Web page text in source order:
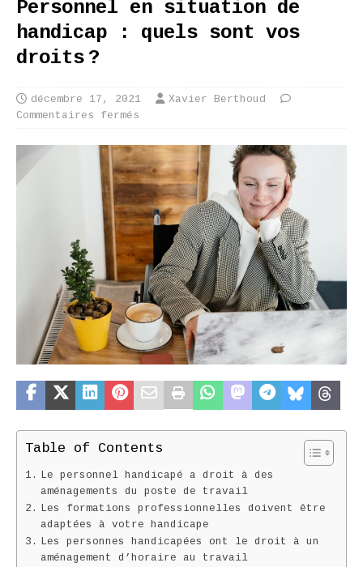
Personnel en situation de
handicap : quels sont vos
droits ?
décembre 17, 2021
Xavier Berthoud
Commentaires fermés
Table of Contents
Le personnel handicapé a droit à des
aménagements du poste de travail
Les formations professionnelles doivent être
adaptées à votre handicape
Les personnes handicapées ont le droit à un
aménagement d’horaire au travail